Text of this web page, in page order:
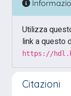
Utilizza
link a questo
https://
Citazioni